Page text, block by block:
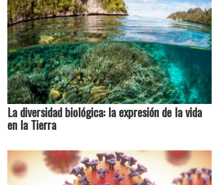
La diversidad biológica: la expresión de la vida
en la Tierra